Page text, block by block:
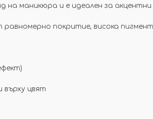
на маникюра и е идеален за
равномерно покритие, висока
върху цвят